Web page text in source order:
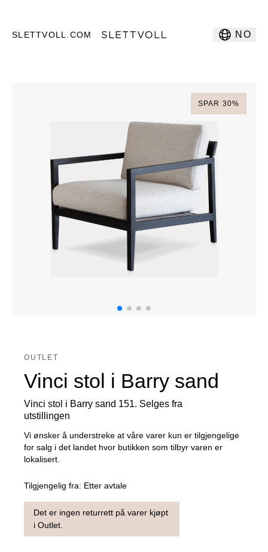
SLETTVOLL.COM NO
SPAR 30%
OUTLET
Vinci stol i Barry sand
Vinci stol i Barry sand 151. Selges fra
utstillingen
Vi ønsker å understreke at våre varer kun er tilgjengelige
for salg i det landet hvor butikken som tilbyr varen er
lokalisert.
Tilgjengelig fra: Etter avtale
Det er ingen returrett på varer kjøpt
i Outlet.